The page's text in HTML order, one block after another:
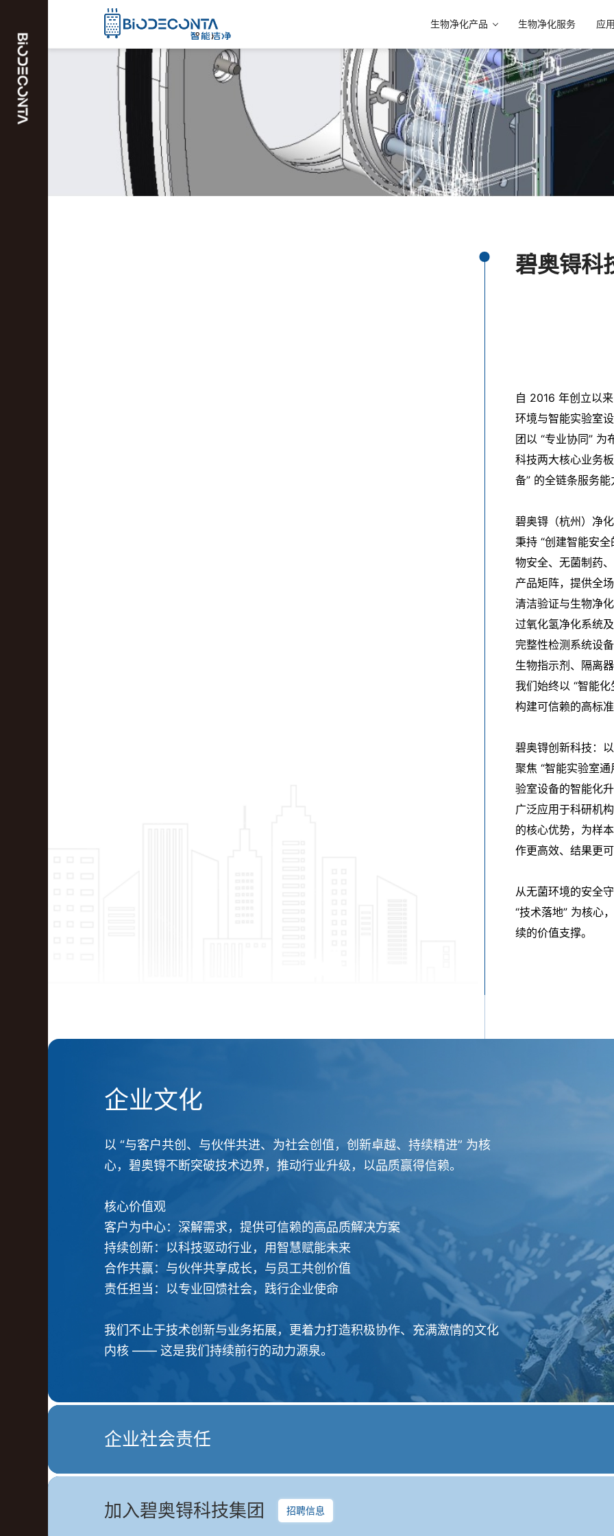
生物净化产品 生物净化服务 应
碧奥锝科
自 2016 年创立以
环境与智能实验室
团以 “专业协同”
科技两大核心业务
备” 的全链条服务能
碧奥锝（杭州）净
秉持 “创建智能安
物安全、无菌制药
产品矩阵，提供全
清洁验证与生物净
过氧化氢净化系统
完整性检测系统设
生物指示剂、隔离
我们始终以 “智能
构建可信赖的高标
碧奥锝创新科技：
聚焦 “智能实验室
验室设备的智能化
广泛应用于科研机
的核心优势，为样
作更高效、结果更
从无菌环境的安全
“技术落地” 为核心
续的价值支撑。
企业文化
以 “与客户共创、与伙伴共进、为社会创值，创新卓越、持续精进” 为核
心，碧奥锝不断突破技术边界，推动行业升级，以品质赢得信赖。
核心价值观
客户为中心：深解需求，提供可信赖的高品质解决方案
持续创新：以科技驱动行业，用智慧赋能未来
合作共赢：与伙伴共享成长，与员工共创价值
责任担当：以专业回馈社会，践行企业使命
我们不止于技术创新与业务拓展，更着力打造积极协作、充满激情的文化
内核 —— 这是我们持续前行的动力源泉。
企业社会责任
发展中践行社会责任：
加入碧奥锝科技集团 招聘信息